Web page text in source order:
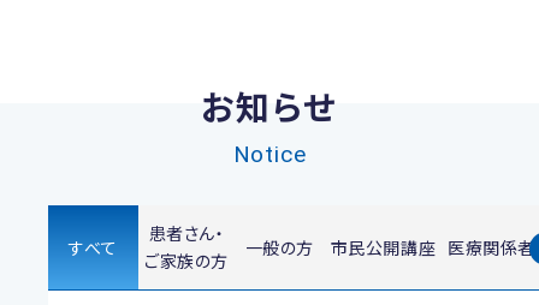
お知らせ
Notice
すべて
患者さん・
ご家族の方
一般の方 市民公開講座 医療関係